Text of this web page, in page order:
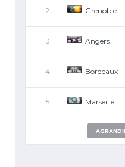
2 Grenoble
3 Angers
4 Bordeaux
5 Marseille